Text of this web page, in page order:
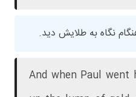
نگاه به طلایش دید.
And when Paul